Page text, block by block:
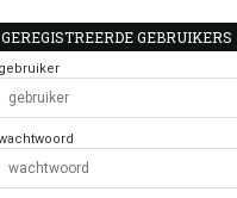
GEREGISTREERDE GEBRUIKERS